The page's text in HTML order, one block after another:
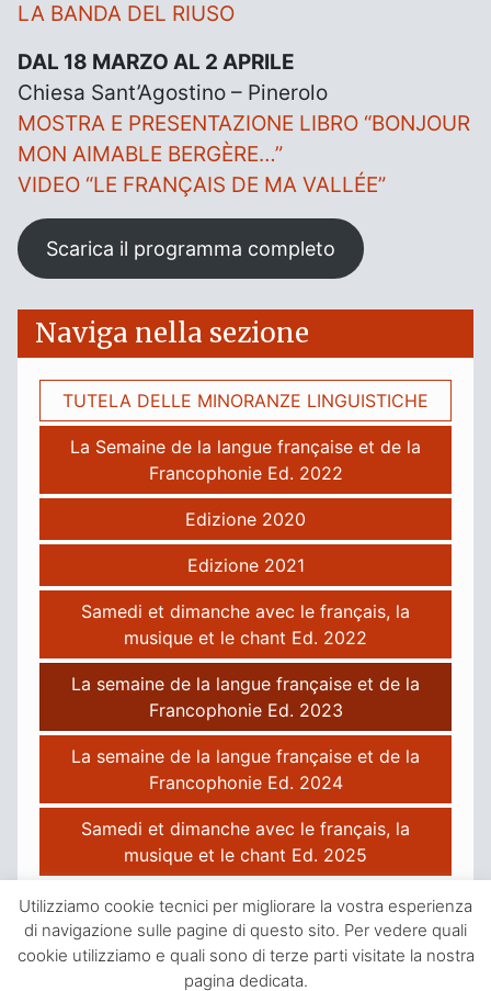
LA BANDA DEL RIUSO
DAL 18 MARZO AL 2 APRILE
Chiesa Sant’Agostino – Pinerolo
MOSTRA E PRESENTAZIONE LIBRO “BONJOUR
MON AIMABLE BERGÈRE…”
VIDEO “LE FRANÇAIS DE MA VALLÉE”
Scarica il programma completo
Naviga nella sezione
TUTELA DELLE MINORANZE LINGUISTICHE
La Semaine de la langue française et de la
Francophonie Ed. 2022
Edizione 2020
Edizione 2021
Samedi et dimanche avec le français, la
musique et le chant Ed. 2022
La semaine de la langue française et de la
Francophonie Ed. 2023
La semaine de la langue française et de la
Francophonie Ed. 2024
Samedi et dimanche avec le français, la
musique et le chant Ed. 2025
Utilizziamo cookie tecnici per migliorare la vostra esperienza
di navigazione sulle pagine di questo sito. Per vedere quali
cookie utilizziamo e quali sono di terze parti visitate la nostra
pagina dedicata.